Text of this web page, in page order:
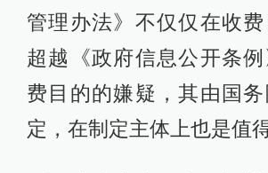
管理办法》不仅仅在收
超越《政府信息公开条
费目的的嫌疑，其由国务
定，在制定主体上也是值